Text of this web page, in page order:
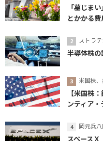
「墓じま
とかかる
ストラ
半導体株
米国株
【米国株
ンティア
岡元兵
スペース